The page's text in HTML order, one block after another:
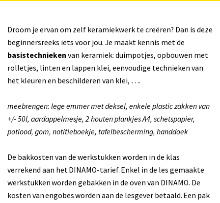
Droom je ervan om zelf keramiekwerk te creëren? Dan is deze
beginnersreeks iets voor jou. Je maakt kennis met de
basistechnieken van keramiek: duimpotjes, opbouwen met
rolletjes, linten en lappen klei, eenvoudige technieken van
het kleuren en beschilderen van klei, ….
meebrengen: lege emmer met deksel, enkele plastic zakken van
+/- 50l, aardappelmesje, 2 houten plankjes A4, schetspapier,
potlood, gom, notitieboekje, tafelbescherming, handdoek
De bakkosten van de werkstukken worden in de klas
verrekend aan het DINAMO-tarief. Enkel in de les gemaakte
werkstukken worden gebakken in de oven van DINAMO. De
kosten van engobes worden aan de lesgever betaald. Een pak